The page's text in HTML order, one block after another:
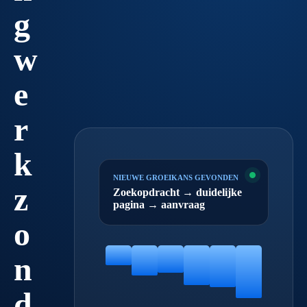
g
w
e
r
k
z
o
n
NIEUWE GROEIKANS GEVONDEN
Zoekopdracht → duidelijke
pagina → aanvraag